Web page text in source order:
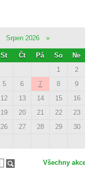
Srpen 2026 »
St Čt Pá So
Ne
1
2
5 6 7 8
9
12 13 14 15
16
19 20 21 22
23
26 27 28 29
30
Všechny